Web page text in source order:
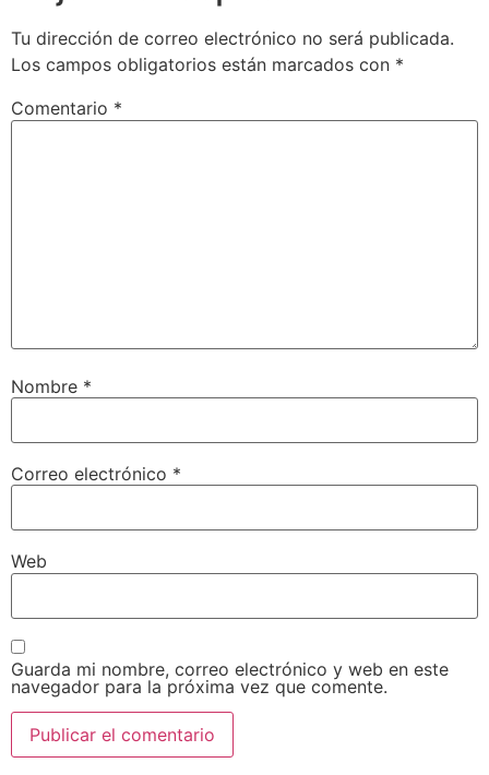
Tu dirección de correo electrónico no será publicada.
Los campos obligatorios están marcados con *
Comentario *
Nombre *
Correo electrónico *
Web
Guarda mi nombre, correo electrónico y web en este
navegador para la próxima vez que comente.